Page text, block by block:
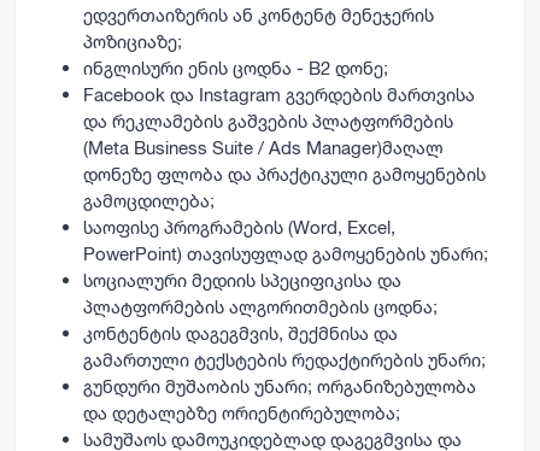
ედვერთაიზერის ან კონტენტ მენეჯერის
პოზიციაზე;
ინგლისური ენის ცოდნა - B2 დონე;
Facebook და Instagram გვერდების მართვისა
და რეკლამების გაშვების პლატფორმების
(Meta Business Suite / Ads Manager)მაღალ
დონეზე ფლობა და პრაქტიკული გამოყენების
გამოცდილება;
საოფისე პროგრამების (Word, Excel,
PowerPoint) თავისუფლად გამოყენების უნარი;
სოციალური მედიის სპეციფიკისა და
პლატფორმების ალგორითმების ცოდნა;
კონტენტის დაგეგმვის, შექმნისა და
გამართული ტექსტების რედაქტირების უნარი;
გუნდური მუშაობის უნარი; ორგანიზებულობა
და დეტალებზე ორიენტირებულობა;
სამუშაოს დამოუკიდებლად დაგეგმვისა და